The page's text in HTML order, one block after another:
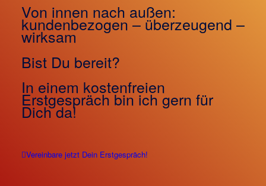
Von innen nach außen:
kundenbezogen – überzeugend –
wirksam
Bist Du bereit?
In einem kostenfreien
Erstgespräch bin ich gern für
Dich da!
Vereinbare jetzt Dein Erstgespräch!